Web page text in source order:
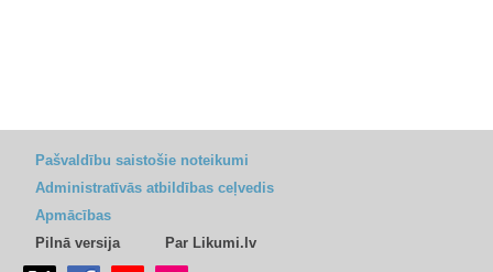
Pašvaldību saistošie noteikumi
Administratīvās atbildības ceļvedis
Apmācības
Pilnā versija
Par Likumi.lv